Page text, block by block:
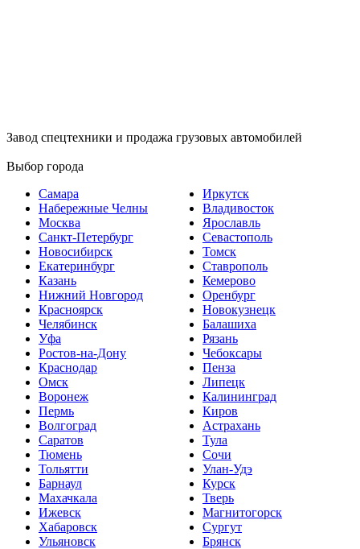
Завод спецтехники и продажа грузовых автомобилей
Выбор города
Самара
Набережные Челны
Москва
Санкт-Петербург
Новосибирск
Екатеринбург
Казань
Нижний Новгород
Красноярск
Челябинск
Уфа
Ростов-на-Дону
Краснодар
Омск
Воронеж
Пермь
Волгоград
Саратов
Тюмень
Тольятти
Барнаул
Махачкала
Ижевск
Хабаровск
Ульяновск
Иркутск
Владивосток
Ярославль
Севастополь
Томск
Ставрополь
Кемерово
Оренбург
Новокузнецк
Балашиха
Рязань
Чебоксары
Пенза
Липецк
Калининград
Киров
Астрахань
Тула
Сочи
Улан-Удэ
Курск
Тверь
Магнитогорск
Сургут
Брянск